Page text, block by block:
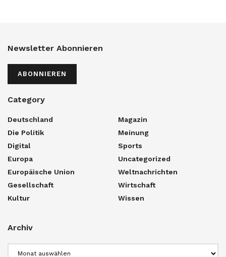
Newsletter Abonnieren
ABONNIEREN
Category
Deutschland
Die Politik
Digital
Europa
Europäische Union
Gesellschaft
Kultur
Magazin
Meinung
Sports
Uncategorized
Weltnachrichten
Wirtschaft
Wissen
Archiv